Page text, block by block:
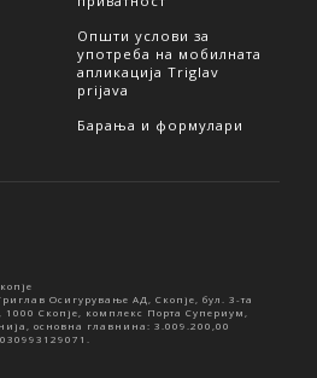
Општи услови за
употреба на мобилната
апликација Triglav
prijava
Барања и формулари
Осигурување АД, Скопје, бул. 3-та
Скопје, комплекс Порта Супериум,
основна главнина: 3.009.200,00